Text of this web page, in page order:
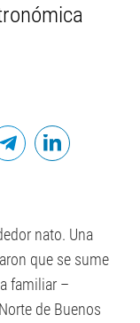
nato. Una
que se sume
familiar –
de Buenos